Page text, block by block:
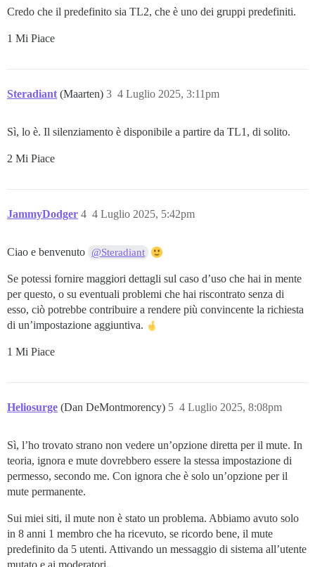
Credo che il predefinito sia TL2, che è uno dei gruppi predefiniti.
1 Mi Piace
Steradiant (Maarten) 4 Luglio 2025, 3:11pm
3
Sì, lo è. Il silenziamento è disponibile a partire da TL1, di solito.
2 Mi Piace
JammyDodger 4 Luglio 2025, 5:42pm
4
Ciao e benvenuto @Steradiant
Se potessi fornire maggiori dettagli sul caso d’uso che hai in mente
per questo, o su eventuali problemi che hai riscontrato senza di
esso, ciò potrebbe contribuire a rendere più convincente la richiesta
di un’impostazione aggiuntiva.
1 Mi Piace
Heliosurge (Dan DeMontmorency) 4 Luglio 2025, 8:08pm
5
Sì, l’ho trovato strano non vedere un’opzione diretta per il mute. In
teoria, ignora e mute dovrebbero essere la stessa impostazione di
permesso, secondo me. Con ignora che è solo un’opzione per il
mute permanente.
Sui miei siti, il mute non è stato un problema. Abbiamo avuto solo
in 8 anni 1 membro che ha ricevuto, se ricordo bene, il mute
predefinito da 5 utenti. Attivando un messaggio di sistema all’utente
mutato e ai moderatori.